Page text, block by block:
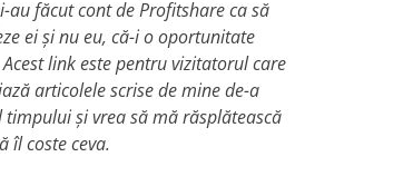
au făcut cont de Profitshare ca să
ei și nu eu, că-i o oportunitate
link este pentru vizitatorul care
articolele scrise de mine de-a
timpului și vrea să mă răsplătească
îl coste ceva.